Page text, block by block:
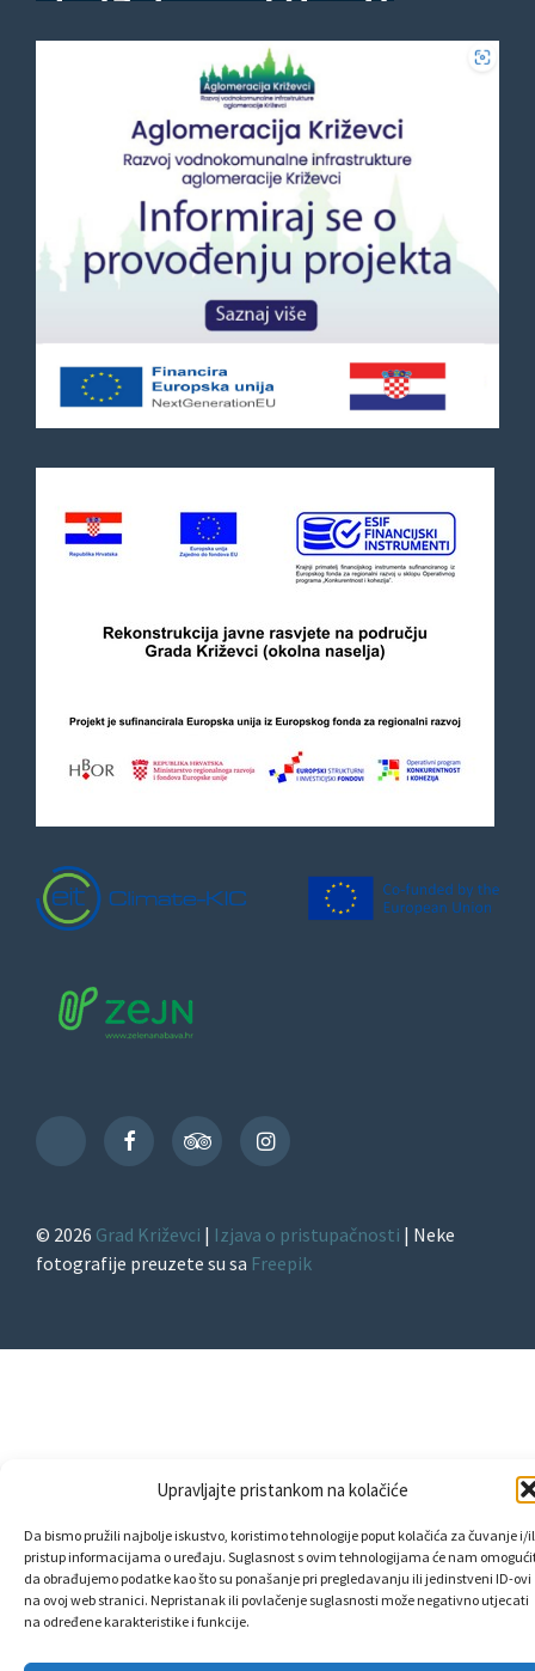
Upravljajte pristankom na kolačiće
Da bismo pružili najbolje iskustvo, koristimo tehnologije poput kolačića za čuvanje i/
pristup informacijama o uređaju. Suglasnost s ovim tehnologijama će nam
da obrađujemo podatke kao što su ponašanje pri pregledavanju ili jedinstveni ID-ovi
na ovoj web stranici. Nepristanak ili povlačenje suglasnosti može negativno utjecati
na određene karakteristike i funkcije.
TikTok
FacebookTripAdvisorInstagram
© 2026 Grad Križevci | Izjava o pristupačnosti | Neke
fotografije preuzete su sa Freepik